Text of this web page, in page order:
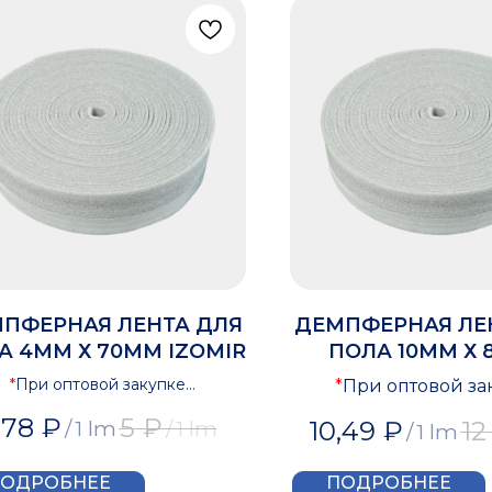
ЛЕНТА ДЛЯ
4ММ Х 70ММ IZOMIR
*При оптовой закупке
₽/1 lm 5 ₽/1 lm
ДЕМПФЕРНАЯ
ПОЛА 10ММ Х
IZOMIR
*При оптовой
10,49 ₽/1 lm12
ПОДРОБНЕЕ